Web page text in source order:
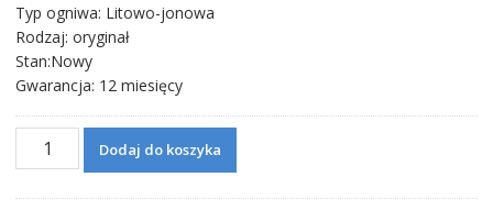
Typ ogniwa: Litowo-jonowa
Rodzaj: oryginał
Stan:Nowy
Gwarancja: 12 miesięcy
Bateria
Dodaj do koszyka